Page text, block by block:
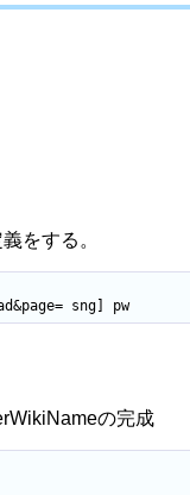
をする。
sng] pw
の完成